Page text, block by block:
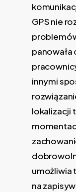
GPS nie
innymi
lokalizacji
umożliwia
na